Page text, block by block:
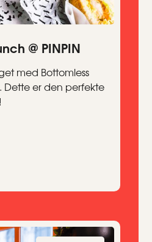
@ PINPIN
med Bottomless
Dette er den perfekte